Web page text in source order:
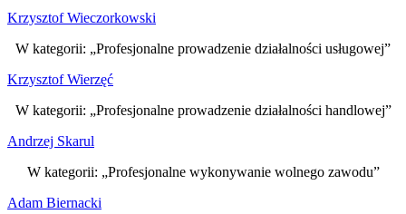
Krzysztof Wieczorkowski
W kategorii: „Profesjonalne prowadzenie działalności usługowej”
Krzysztof Wierzęć
W kategorii: „Profesjonalne prowadzenie działalności handlowej”
Andrzej Skarul
W kategorii: „Profesjonalne wykonywanie wolnego zawodu”
Adam Biernacki